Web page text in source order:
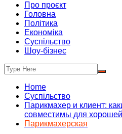
Про проєкт
Головна
Політика
Економіка
Суспільство
Шоу-бізнес
Home
Суспільство
Парикмахер и клиент:
совместимы для
Парикмахерская